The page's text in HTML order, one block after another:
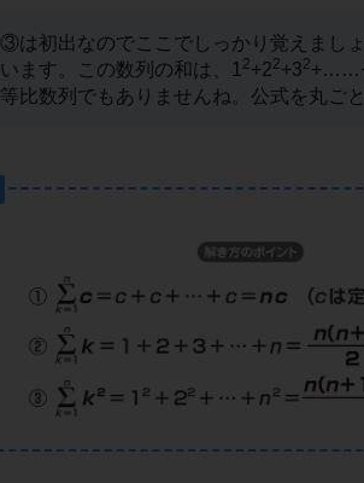
③は初出なのでここでしっかり覚えまし
います。この数列の和は、1 2+22+32
等比数列でもありませんね。公式を丸ご